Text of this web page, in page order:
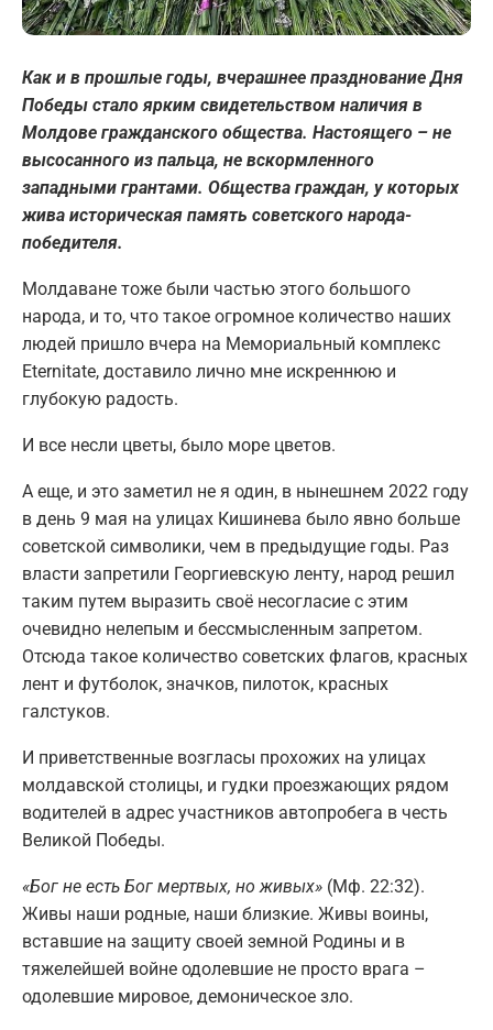
Как и в прошлые годы, вчерашнее празднование Дня
Победы стало ярким свидетельством наличия в
Молдове гражданского общества. Настоящего – не
высосанного из пальца, не вскормленного
западными грантами. Общества граждан, у которых
жива историческая память советского народа-
победителя.
Молдаване тоже были частью этого большого
народа, и то, что такое огромное количество наших
людей пришло вчера на Мемориальный комплекс
Eternitate, доставило лично мне искреннюю и
глубокую радость.
И все несли цветы, было море цветов.
А еще, и это заметил не я один, в нынешнем 2022 году
в день 9 мая на улицах Кишинева было явно больше
советской символики, чем в предыдущие годы. Раз
власти запретили Георгиевскую ленту, народ решил
таким путем выразить своё несогласие с этим
очевидно нелепым и бессмысленным запретом.
Отсюда такое количество советских флагов, красных
лент и футболок, значков, пилоток, красных
галстуков.
И приветственные возгласы прохожих на улицах
молдавской столицы, и гудки проезжающих рядом
водителей в адрес участников автопробега в честь
Великой Победы.
«Бог не есть Бог мертвых, но живых» (Мф. 22:32).
Живы наши родные, наши близкие. Живы воины,
вставшие на защиту своей земной Родины и в
тяжелейшей войне одолевшие не просто врага –
одолевшие мировое, демоническое зло.